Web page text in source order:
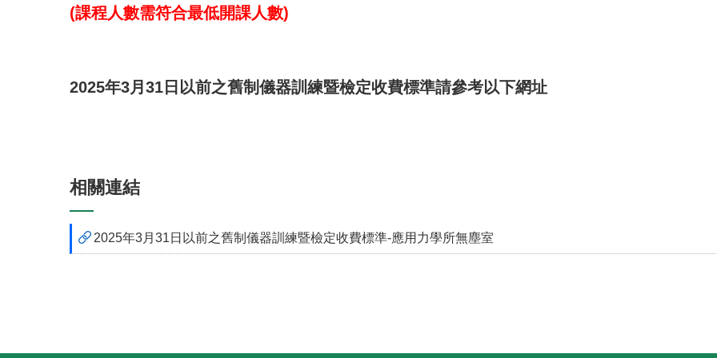
(課程人數需符合最低開課人數)
2025年3月 31 日以前之舊制儀器訓練暨檢定收費標準請參考以下網址
相關連結
2025年3月31日以前之舊制儀器訓練暨檢定收費標準-應用力學所無塵室